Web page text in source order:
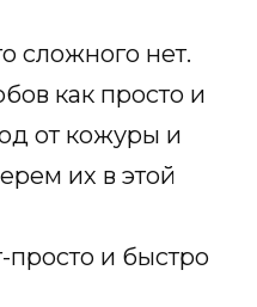
сложного нет.
как просто и
от кожуры и
их в этой